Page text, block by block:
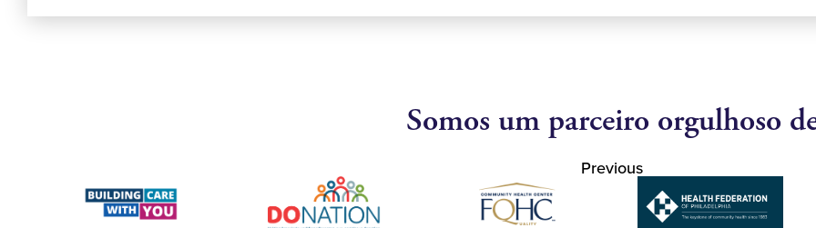
Somos um parceiro orgulhoso
Previous